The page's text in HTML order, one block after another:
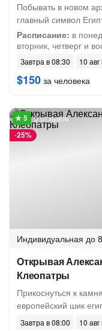
Побывать в новом
главный символ
Расписание: в
вторник, четверг и
Завтра в 08:30 10
$150 за человека
-25%
5 отзывов
Индивидуальная до
Открывая
Клеопатры
Прикоснуться к
европейский шик
Завтра в 08:00
10